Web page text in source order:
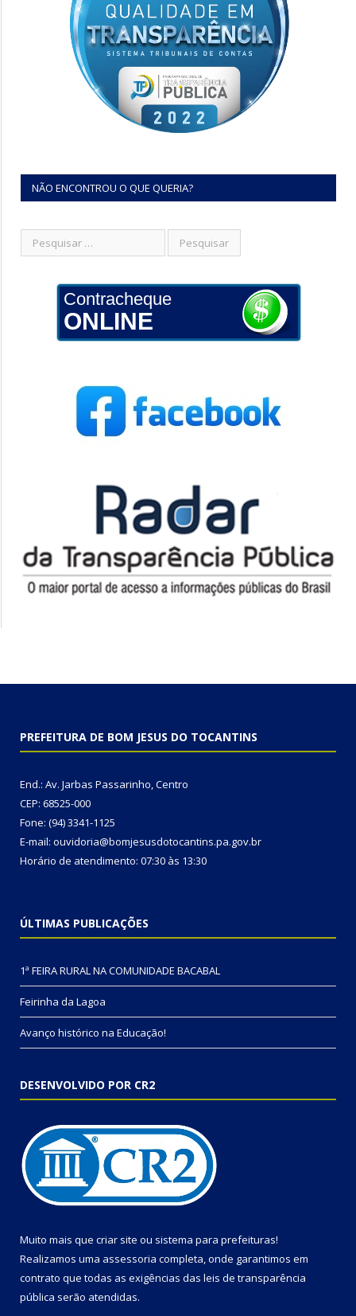
NÃO ENCONTROU O QUE QUERIA?
Contracheque
ONLINE
PREFEITURA DE BOM JESUS DO TOCANTINS
End.: Av. Jarbas Passarinho, Centro
CEP: 68525-000
Fone: (94) 3341-1125
E-mail: ouvidoria@bomjesusdotocantins.pa.gov.br
Horário de atendimento: 07:30 às 13:30
ÚLTIMAS PUBLICAÇÕES
1ª FEIRA RURAL NA COMUNIDADE BACABAL
Feirinha da Lagoa
Avanço histórico na Educação!
DESENVOLVIDO POR CR2
Muito mais que criar site ou sistema para prefeituras!
Realizamos uma assessoria completa, onde garantimos em
contrato que todas as exigências das leis de transparência
pública serão atendidas.